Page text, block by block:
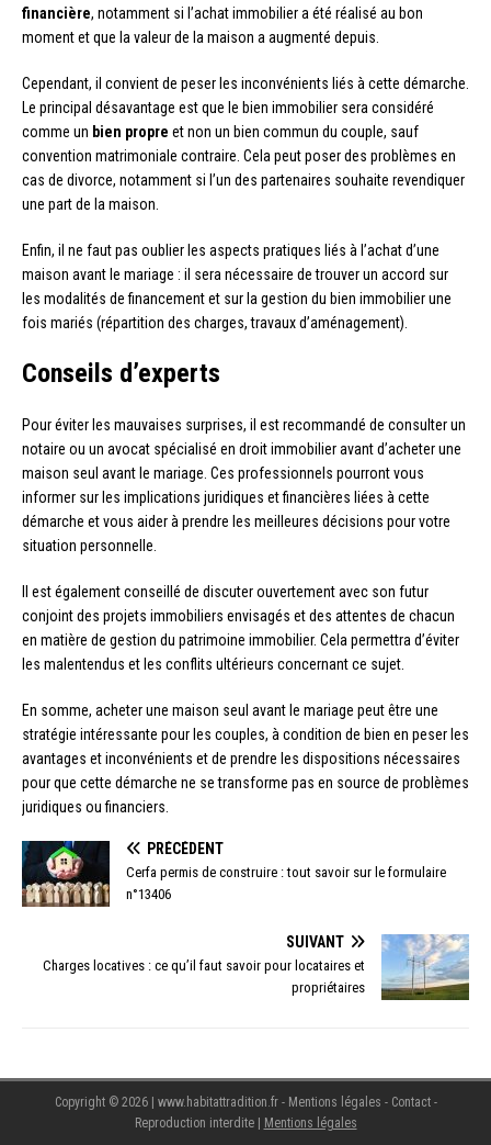
financière, notamment si l’achat immobilier a été réalisé au bon
moment et que la valeur de la maison a augmenté depuis.
Cependant, il convient de peser les inconvénients liés à cette démarche.
Le principal désavantage est que le bien immobilier sera considéré
comme un bien propre et non un bien commun du couple, sauf
convention matrimoniale contraire. Cela peut poser des problèmes en
cas de divorce, notamment si l’un des partenaires souhaite revendiquer
une part de la maison.
Enfin, il ne faut pas oublier les aspects pratiques liés à l’achat d’une
maison avant le mariage : il sera nécessaire de trouver un accord sur
les modalités de financement et sur la gestion du bien immobilier une
fois mariés (répartition des charges, travaux d’aménagement).
Conseils d’experts
Pour éviter les mauvaises surprises, il est recommandé de consulter un
notaire ou un avocat spécialisé en droit immobilier avant d’acheter une
maison seul avant le mariage. Ces professionnels pourront vous
informer sur les implications juridiques et financières liées à cette
démarche et vous aider à prendre les meilleures décisions pour votre
situation personnelle.
Il est également conseillé de discuter ouvertement avec son futur
conjoint des projets immobiliers envisagés et des attentes de chacun
en matière de gestion du patrimoine immobilier. Cela permettra d’éviter
les malentendus et les conflits ultérieurs concernant ce sujet.
En somme, acheter une maison seul avant le mariage peut être une
stratégie intéressante pour les couples, à condition de bien en peser les
avantages et inconvénients et de prendre les dispositions nécessaires
pour que cette démarche ne se transforme pas en source de problèmes
juridiques ou financiers.
PRÉCÉDENT
Cerfa permis de construire : tout savoir sur le formulaire
n°13406
SUIVANT
Charges locatives : ce qu’il faut savoir pour locataires et
propriétaires
Copyright © 2026 | www.habitattradition.fr - Mentions légales - Contact -
Reproduction interdite
Mentions légales